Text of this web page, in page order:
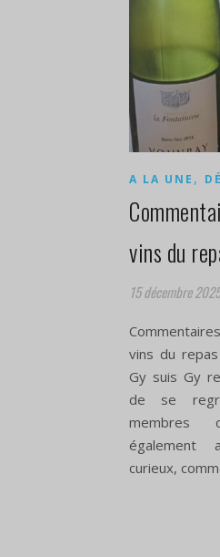
A LA UNE ,
vins du
15 décembre 2025
vins du
Gy suis Gy
de se
membres
également
curieux,